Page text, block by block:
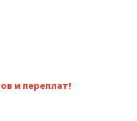
и переплат!